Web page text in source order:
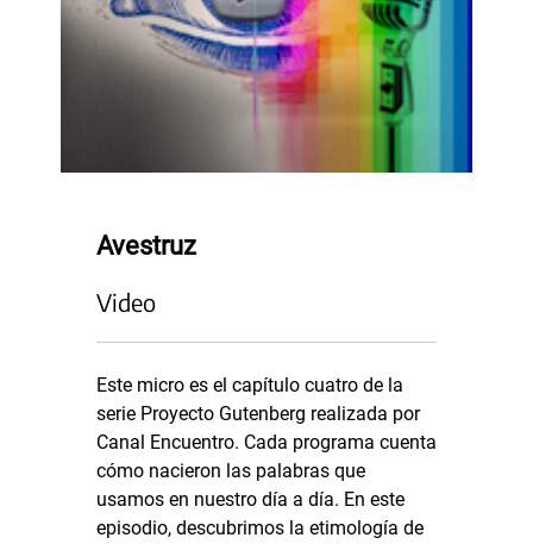
Avestruz
Video
Este micro es el capítulo cuatro de la
serie Proyecto Gutenberg realizada por
Canal Encuentro. Cada programa cuenta
cómo nacieron las palabras que
usamos en nuestro día a día. En este
episodio, descubrimos la etimología de